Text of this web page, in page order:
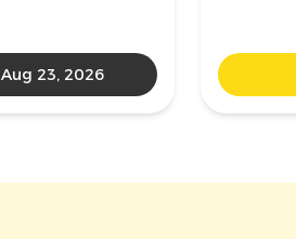
Aug 23, 2026